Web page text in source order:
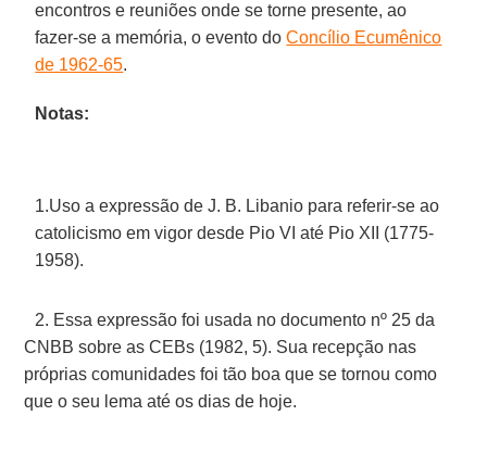
encontros e reuniões onde se torne presente, ao
fazer-se a memória, o evento doConcílio Ecumênico
de 1962-65.
Notas:
1.Uso a expressão de J. B. Libanio para referir-se ao
catolicismo em vigor desde Pio VI até Pio XII (1775-
1958).
2. Essa expressão foi usada no documento nº 25 da
CNBB sobre as CEBs (1982, 5). Sua recepção nas
próprias comunidades foi tão boa que se tornou como
que o seu lema até os dias de hoje.